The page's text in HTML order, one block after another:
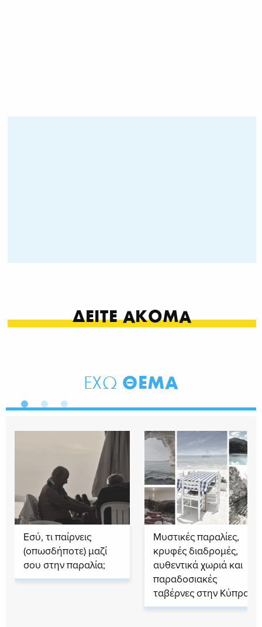
ΔΕΙΤΕ ΑΚΟΜΑ
ΕΧΩ ΘΕΜΑ
Εσύ, τι παίρνεις
(οπωσδήποτε) μαζί
σου στην παραλία;
Μυστικές παραλίες,
κρυφές διαδρομές,
αυθεντικά χωριά και
παραδοσιακές
ταβέρνες στην Κύπρο